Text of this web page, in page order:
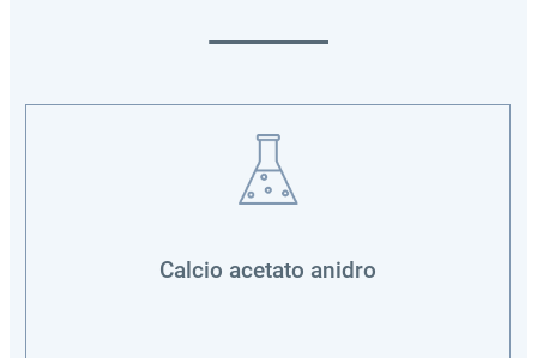
Calcio acetato anidro